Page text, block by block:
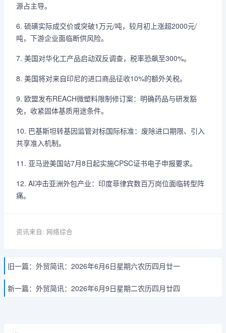
源占主导。
6. 硫磺实际成交价或突破‌1万元/吨‌，较月初上涨超2000元/
吨，下游企业面临断供风险。
7. 美国对华化工产品启动双反调查，税率恐飙至300%。
8. 美国将对来自印尼的进口商品征收10%的额外关税。
9. 欧盟发布REACH微塑料限制修订案：明确药品与研发豁
免，收紧固体基质用途条件。
10. 巴基斯坦转基因监管对标国际标准：废除进口期限、引入
共享准入机制。
11. 亚马逊美国站7月8日起实施CPSC证书电子申报要求。
12. AI冲击亚洲外包产业：印度菲律宾数百万岗位面临转型阵
痛。
资讯来自: 网络综合
旧一篇： 外贸简讯：2026年6月6日星期六农历四月廿一
新一篇： 外贸简讯：2026年6月9日星期二农历四月廿四